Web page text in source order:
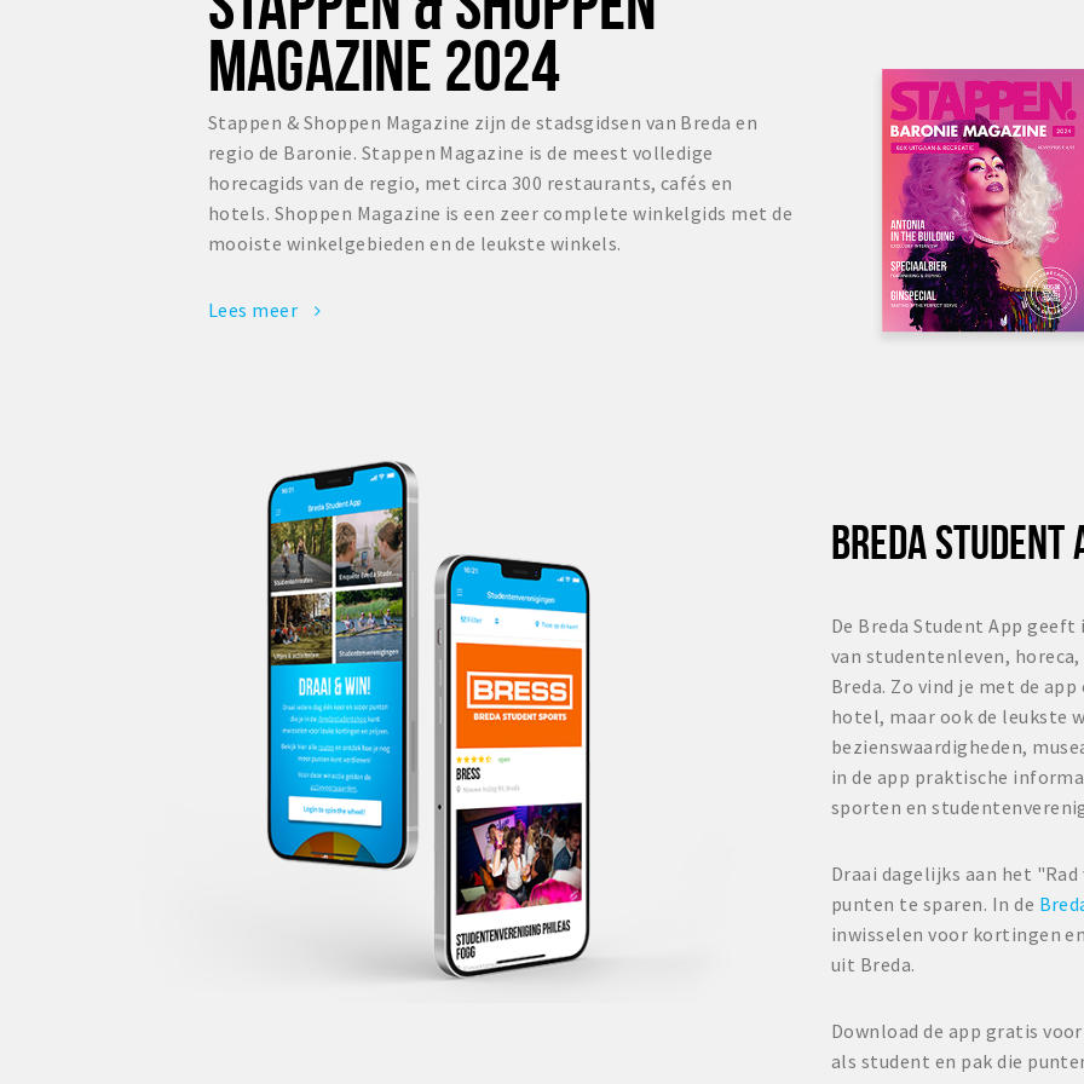
MAGAZINE 2024
Stappen & Shoppen Magazine zijn de stadsgidsen van Breda en
regio de Baronie. Stappen Magazine is de meest volledige
horecagids van de regio, met circa 300 restaurants, cafés en
hotels. Shoppen Magazine is een zeer complete winkelgids met de
mooiste winkelgebieden en de leukste winkels.
Lees meer
BREDA STUDENT
De Breda Student App
van studentenleven,
Breda. Zo vind je met de
hotel, maar ook de leukste
bezienswaardigheden,
in de app praktische
sporten en
Draai dagelijks aan het
punten te sparen. In de
inwisselen voor kortingen
uit Breda.
Download de app gratis
als student en pak die